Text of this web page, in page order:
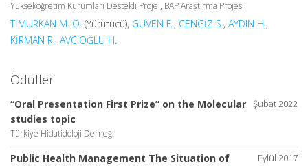
Yükseköğretim Kurumları Destekli Proje , BAP Araştırma Projesi
TİMURKAN M. Ö. (Yürütücü), GÜVEN E., CENGİZ S., AYDIN H.,
KİRMAN R., AVCIOĞLU H.
Ödüller
Şubat 2022
“Oral Presentation First Prize” on the Molecular
studies topic
Türkiye Hidatidoloji Derneği
Eylül 2017
Public Health Management The Situation of